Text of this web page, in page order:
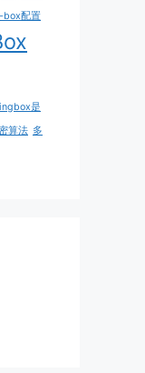
box配置
是
算法 多